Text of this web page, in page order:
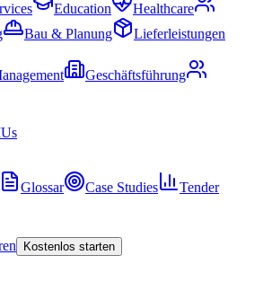
Education
Healthcare
Bau & Planung
Lieferleistungen
Geschäftsführung
Glossar Case Studies
Tender
Kostenlos starten